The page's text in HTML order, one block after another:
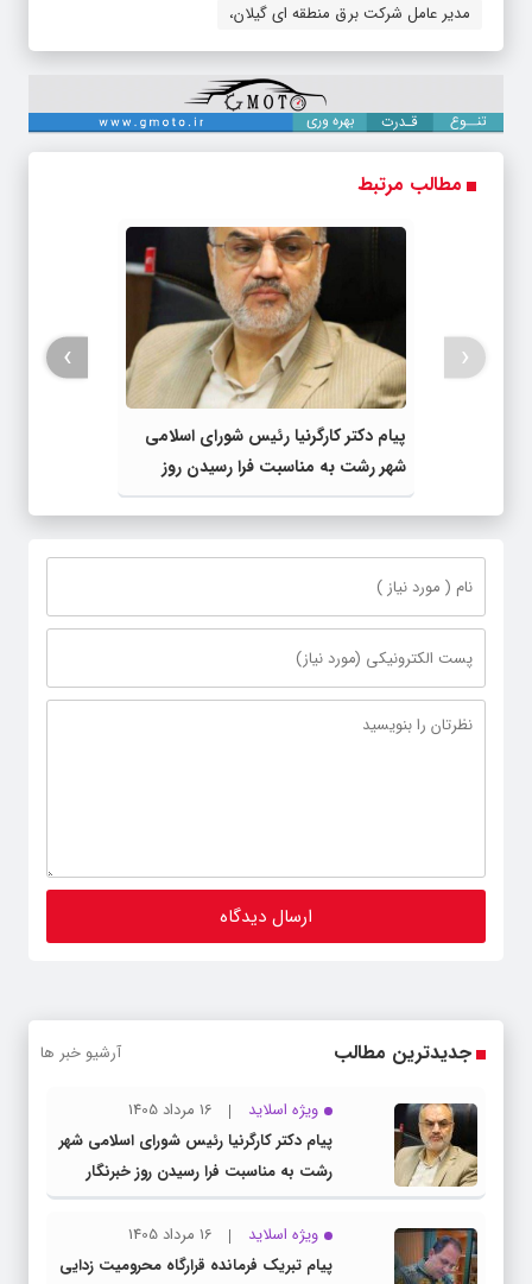
مدیر عامل شرکت برق منطقه ای گیلان،
مطالب مرتبط
پیام دکتر کارگرنیا رئیس شورای اسلامی
شهر رشت به مناسبت فرا رسیدن روز
خبرنگار
‹
›
جدیدترین مطالب آرشیو خبر ها
ویژه اسلاید
16 مرداد 1405
پیام دکتر کارگرنیا رئیس شورای اسلامی شهر
رشت به مناسبت فرا رسیدن روز خبرنگار
ویژه اسلاید
16 مرداد 1405
پیام تبریک فرمانده قرارگاه محرومیت‌ زدایی